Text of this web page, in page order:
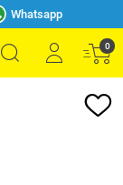
Whatsapp
0